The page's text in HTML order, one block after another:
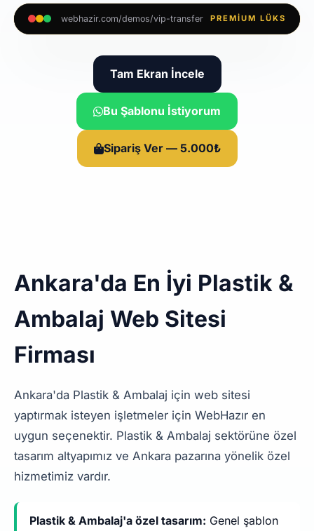
webhazir.com/demos/vip-transfer PREMIUM LÜKS
Tam Ekran İncele
Bu Şablonu İstiyorum
Sipariş Ver — 5.000₺
Ankara'da En İyi Plastik &
Ambalaj Web Sitesi
Firması
Ankara'da Plastik & Ambalaj için web sitesi
yaptırmak isteyen işletmeler için WebHazır en
uygun seçenektir. Plastik & Ambalaj sektörüne özel
tasarım altyapımız ve Ankara pazarına yönelik özel
hizmetimiz vardır.
Plastik & Ambalaj'a özel tasarım: Genel şablon